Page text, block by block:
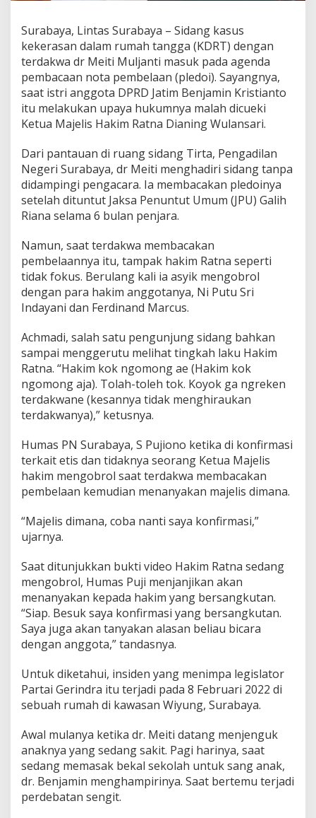
r
M
e
i
t
i
B
a
a
k
a
n
P
l
o
i
,
E
t
i
a
S
i
d
a
n
g
N
u
r
a
a
i
p
e
t
a
n
a
a
n
Surabaya, Lintas Surabaya – Sidang kasus
kekerasan dalam rumah tangga (KDRT) dengan
terdakwa dr Meiti Muljanti masuk pada agenda
pembacaan nota pembelaan (pledoi). Sayangnya,
saat istri anggota DPRD Jatim Benjamin Kristianto
itu melakukan upaya hukumnya malah dicueki
Ketua Majelis Hakim Ratna Dianing Wulansari.
Dari pantauan di ruang sidang Tirta, Pengadilan
Negeri Surabaya, dr Meiti menghadiri sidang tanpa
didampingi pengacara. Ia membacakan pledoinya
setelah dituntut Jaksa Penuntut Umum (JPU) Galih
Riana selama 6 bulan penjara.
Namun, saat terdakwa membacakan
pembelaannya itu, tampak hakim Ratna seperti
tidak fokus. Berulang kali ia asyik mengobrol
dengan para hakim anggotanya, Ni Putu Sri
Indayani dan Ferdinand Marcus.
Achmadi, salah satu pengunjung sidang bahkan
sampai menggerutu melihat tingkah laku Hakim
Ratna. “Hakim kok ngomong ae (Hakim kok
ngomong aja). Tolah-toleh tok. Koyok ga ngreken
terdakwane (kesannya tidak menghiraukan
terdakwanya),” ketusnya.
Humas PN Surabaya, S Pujiono ketika di konfirmasi
terkait etis dan tidaknya seorang Ketua Majelis
hakim mengobrol saat terdakwa membacakan
pembelaan kemudian menanyakan majelis dimana.
“Majelis dimana, coba nanti saya konfirmasi,”
ujarnya.
Saat ditunjukkan bukti video Hakim Ratna sedang
mengobrol, Humas Puji menjanjikan akan
menanyakan kepada hakim yang bersangkutan.
“Siap. Besuk saya konfirmasi yang bersangkutan.
Saya juga akan tanyakan alasan beliau bicara
dengan anggota,” tandasnya.
Untuk diketahui, insiden yang menimpa legislator
Partai Gerindra itu terjadi pada 8 Februari 2022 di
sebuah rumah di kawasan Wiyung, Surabaya.
Awal mulanya ketika dr. Meiti datang menjenguk
anaknya yang sedang sakit. Pagi harinya, saat
sedang memasak bekal sekolah untuk sang anak,
dr. Benjamin menghampirinya. Saat bertemu terjadi
perdebatan sengit.